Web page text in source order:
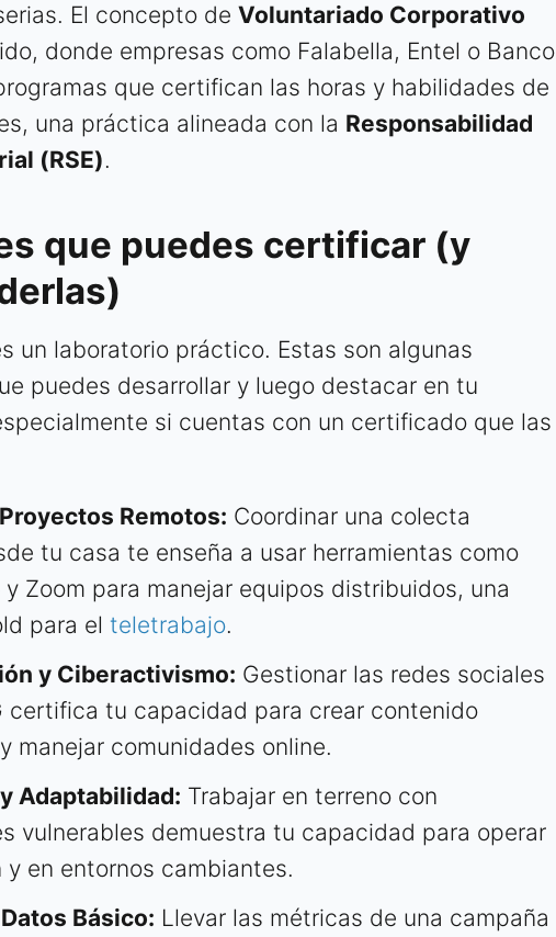
El concepto de Voluntariado Corporativo
donde empresas como Falabella, Entel o Banco
que certifican las horas y habilidades de
una práctica alineada con la Responsabilidad
(RSE).
que puedes certificar (y
un laboratorio práctico. Estas son algunas
puedes desarrollar y luego destacar en tu
si cuentas con un certificado que las
Remotos: Coordinar una colecta
tu casa te enseña a usar herramientas como
y Zoom para manejar equipos distribuidos, una
para el teletrabajo.
y Ciberactivismo: Gestionar las redes sociales
certifica tu capacidad para crear contenido
manejar comunidades online.
Adaptabilidad: Trabajar en terreno con
vulnerables demuestra tu capacidad para operar
y en entornos cambiantes.
Básico: Llevar las métricas de una campaña